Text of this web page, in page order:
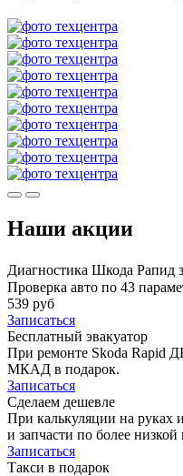
Наши акции
Диагностика Шкода Рапид
Проверка авто по 43
539 руб
Записаться
Бесплатный эвакуатор
При ремонте Skoda Rapid
МКАД в подарок.
Записаться
Сделаем дешевле
При калькуляции на руках
и запчасти по более низкой
Записаться
Такси в подарок